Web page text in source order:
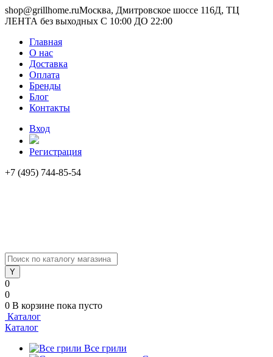
shop@grillhome.ruМосква, Дмитровское шоссе 116Д, ТЦ
ЛЕНТА без выходных С 10:00 ДО 22:00
Главная
О нас
Доставка
Оплата
Бренды
Блог
Контакты
Вход
Регистрация
+7 (495) 744-85-54
0
0
0 В корзине пока пусто
Каталог
Каталог
Все грили